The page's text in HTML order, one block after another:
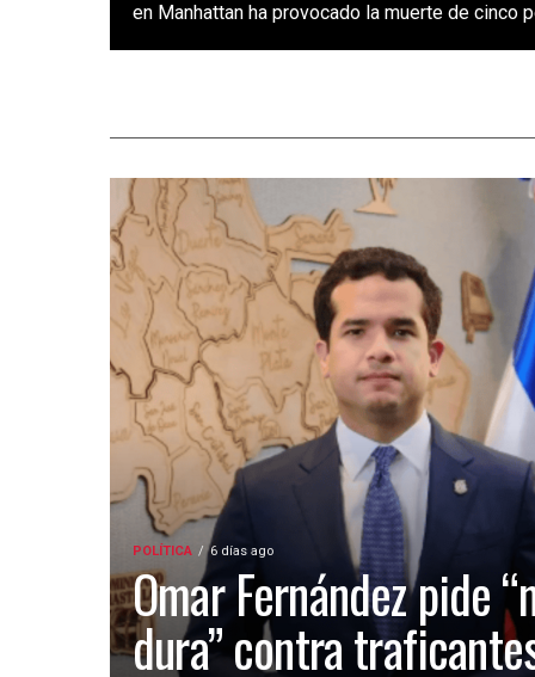
en Manhattan ha provocado la muerte de cinco
POLÍTICA 6 días ago
Omar Fernández pide
dura” contra